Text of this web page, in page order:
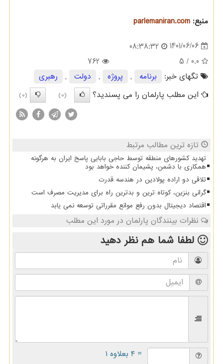
منبع: parlemaniran.com
1401/06/06
08:38:32
0.0
/ 5
762
تگهای خبر:
برنامه , پروژه , دولت ,
رهبری
این مطلب پارلمان را می پسندید؟
(0)
(0)
تازه ترین مطالب مرتبط
تهدید کشورهای منطقه توسط حاجی بابایی پاسخ ایران به هرگونه
همکاری با دشمن، پشیمان کننده خواهد بود
تلاقی دو اراده پولادین در هندسه قدرت
گرانی بنزین، کوتاه ترین و بدترین راه برای مدیریت مصرف است
اقتصاد دیجیتال بدون رفع موانع مقرراتی توسعه نمی یابد
نظرات بینندگان پارلمان در مورد این مطلب
لطفا شما همنظر دهید
= ۴ بعلاوه ۱